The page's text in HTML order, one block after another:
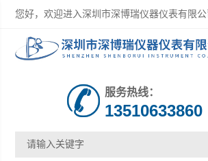
您好，欢迎进入深圳市深博瑞仪器仪表有限公
服务热线：
13510633860